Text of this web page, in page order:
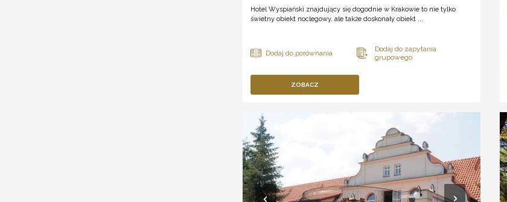
Hotel Wyspiański znajdujący się dogodnie w Krakowie to nie tylko
świetny obiekt noclegowy, ale także doskonały obiekt ...
ZOBACZ